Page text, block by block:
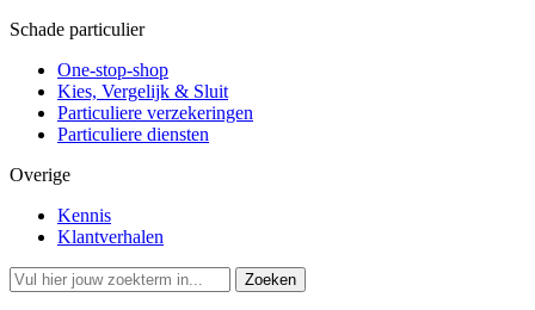
Schade particulier
One-stop-shop
Kies, Vergelijk & Sluit
Particuliere verzekeringen
Particuliere diensten
Overige
Kennis
Klantverhalen